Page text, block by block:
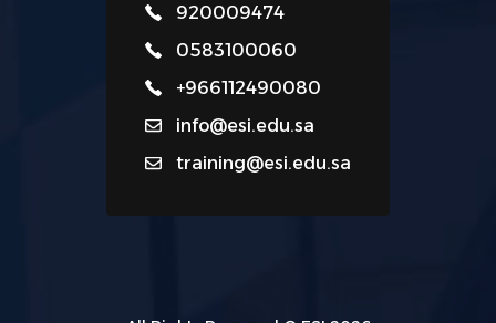
920009474
0583100060
+966112490080
info@esi.edu.sa
training@esi.edu.sa